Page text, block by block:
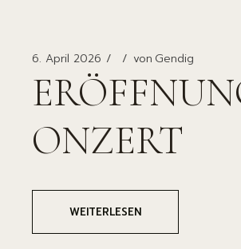
6. April 2026 von Gendig
ONZERT
WEITERLESEN